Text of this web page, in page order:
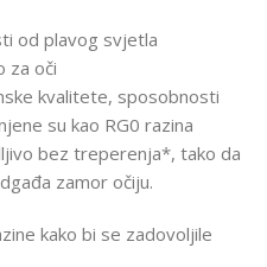
od plavog svjetla
za oči
kvalitete, sposobnosti
su kao RG0 razina
bez treperenja*, tako da
zamor očiju.
kako bi se zadovoljile